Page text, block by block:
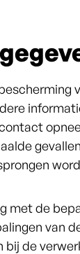
met de
van
bij de